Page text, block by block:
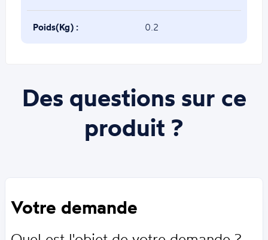
Poids(Kg) : 0.2
Des questions sur ce
produit ?
Votre demande